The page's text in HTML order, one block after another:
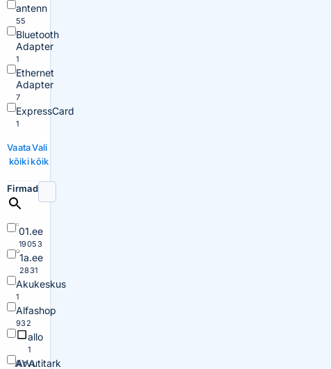
AVA
antenn
55
Bluetooth
Adapter
1
Ethernet
Adapter
7
ExpressCard
1
Vaata
kõiki
Vali
kõik
Firmad
01.ee
19053
1a.ee
2831
Akukeskus
1
Alfashop
932
allo
1
Arvutitark